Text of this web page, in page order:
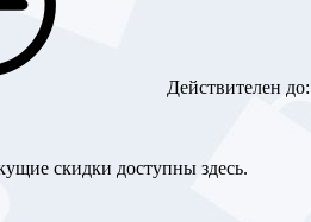
Действителен до:
скидки доступны здесь.